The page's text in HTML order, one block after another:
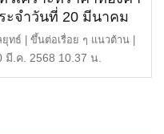
ะจำวันที่ 20 มีนาคม
ยุทธ์ | ขึ้นต่อเรื่อย ๆ แนวต้าน |
หรือ 49,00 […]
มี.ค. 2568 10.37 น.